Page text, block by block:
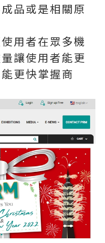
品或是相關原
用者在眾多機
讓使用者能更
更快掌握商